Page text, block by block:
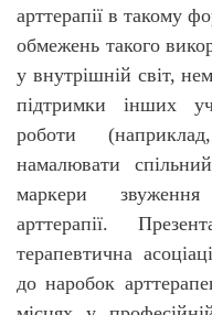
арттерапії в такому
обмежень такого
у внутрішній світ,
підтримки інших
роботи
намалювати
маркери звуження
арттерапії.
терапевтична
до наробок